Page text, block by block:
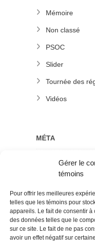
Gérer le
témoins
Pour offrir les meilleures
telles que les témoins pour
appareils. Le fait de consentir
des données telles que le
sur ce site. Le fait de ne pas
avoir un effet négatif sur
Mémoire
Non classé
PSOC
Slider
Tournée des
Vidéos
MÉTA
Connexion
Flux des
Site de